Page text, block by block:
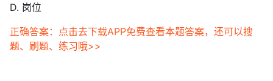
D. 岗位
正确答案：点击去下载APP免费查看本题答案，还可以搜
题、刷题、练习哦>>